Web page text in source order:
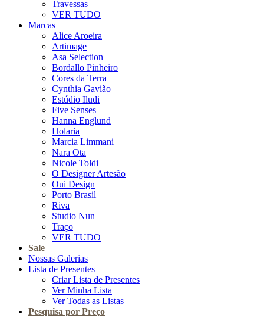
Travessas
VER TUDO
Marcas
Alice Aroeira
Artimage
Asa Selection
Bordallo Pinheiro
Cores da Terra
Cynthia Gavião
Estúdio Iludi
Five Senses
Hanna Englund
Holaria
Marcia Limmani
Nara Ota
Nicole Toldi
O Designer Artesão
Oui Design
Porto Brasil
Riva
Studio Nun
Traço
VER TUDO
Sale
Nossas Galerias
Lista de Presentes
Criar Lista de Presentes
Ver Minha Lista
Ver Todas as Listas
Pesquisa por Preço